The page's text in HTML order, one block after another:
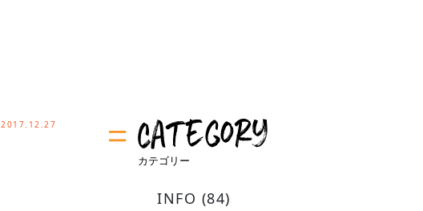
2017.12.27
INFO (84)